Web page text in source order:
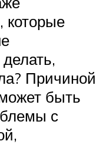
которые
Причиной
быть
с